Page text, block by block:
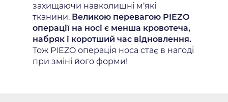
захищаючи навколишні м’які
тканини. Великою перевагою PIEZO
операції на носі є менша кровотеча,
набряк і коротший час відновлення.
Тож PIEZO операція носа стає в нагоді
при зміні його форми!